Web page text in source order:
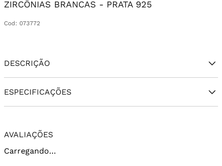
ZIRCÔNIAS BRANCAS - PRATA 925
Cod : 073772
DESCRIÇÃO
ESPECIFICAÇÕES
AVALIAÇÕES
Carregando…